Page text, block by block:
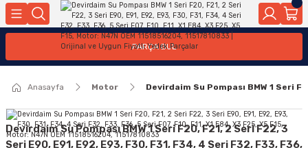
Geri Dön
Parçaları
Geri Dön
Geri Dön
Motor Elektrik
Ateşleme Buji Bobin Buji Kablosu
Alternatör Marş Motoru
Geri Dön
Geri Dön
Geri Dön
Kollar
Geri Dön
Sistemleri
Geri Dön
Ön Arka
Geri Dön
PARÇA BUL
Anasayfa Motor Devirdaim Su Pompası BMW 1 Seri
Devirdaim Su Pompası BMW 1 Seri F20, F21, 2 Seri F22, 3
Seri E90, E91, E92, E93, F30, F31, F34, 4 Seri F32, F33, F36,